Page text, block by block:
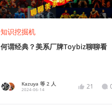
知识挖掘机
何谓经典？美系厂牌Toybiz聊聊看
Kazuya 等 2 人
2024-06-14 21